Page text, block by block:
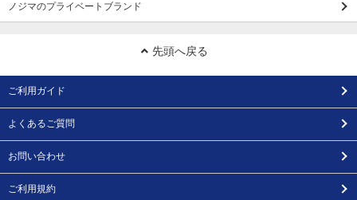
ノジマのプライベートブランド
先頭へ戻る
ご利用ガイド
よくあるご質問
お問い合わせ
ご利用規約